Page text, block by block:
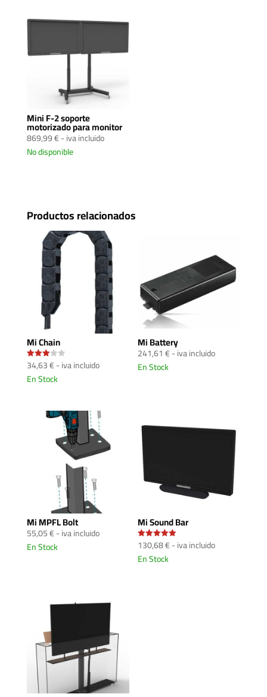
Mini F-2 soporte
motorizado para monitor
869,99€- iva incluido
No disponible
Productos relacionados
Mi Chain
Valorad
o con
3.00
de 5
34,63€- iva incluido
En Stock
Mi Battery
241,61€- iva incluido
En Stock
Mi MPFL Bolt
55,05€- iva incluido
En Stock
Mi Sound Bar
Valorado
5.00
130,68€- iva incluido
En Stock